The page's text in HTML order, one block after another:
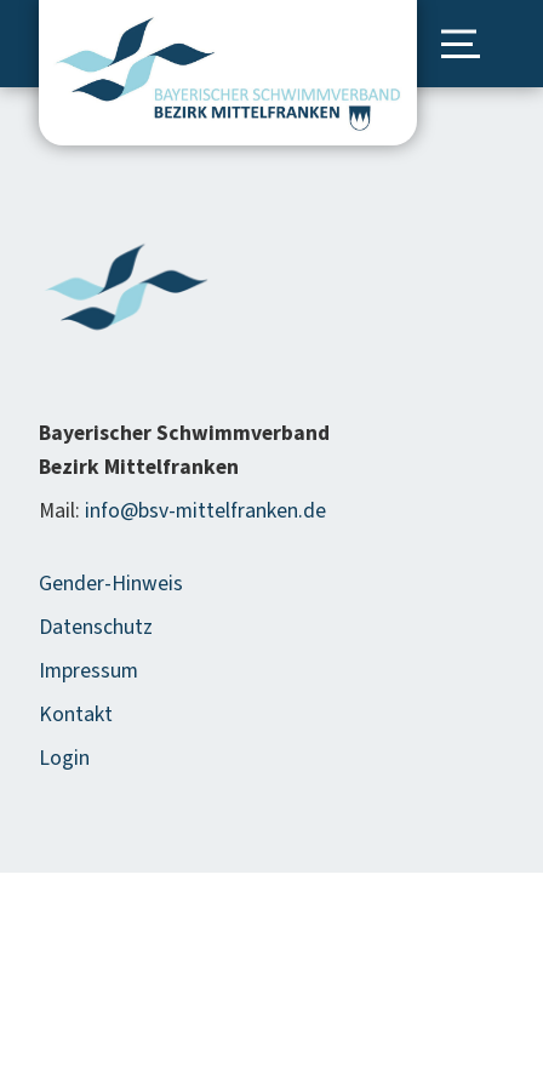
Bayerischer Schwimmverband
Bezirk Mittelfranken
Mail: info@bsv-mittelfranken.de
Gender-Hinweis
Datenschutz
Impressum
Kontakt
Login